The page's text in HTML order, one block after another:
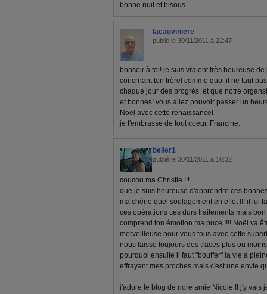
bonne nuit et bisous
lacauviniere
publié le 30/11/2011 à 22:47
bonsoir à toi! je suis vraient très heureuse
concrnant ton frère! comme quoi,il ne faut
chaque jour des progrès, et que notre
et bonnes! vous allez pouvoir passer un
Noël avec cette renaissance!
je t'embrasse de tout coeur, Francine.
belier1
publié le 30/11/2011 à 16:32
coucou ma Christie !!!
que je suis heureuse d'apprendre ces
ma chérie quel soulagement en effet !!! il lui
ces opérations ces durs traitements mais
comprend ton émotion ma puce !!!! Noël va
merveilleuse pour vous tous avec cette
nous laisse toujours des traces plus ou
pourquoi ensuite il faut "bouffer" la vie à
effrayant mes proches mais c'est une envie
j'adore le blog de nore amie Nicole !! j'y vais